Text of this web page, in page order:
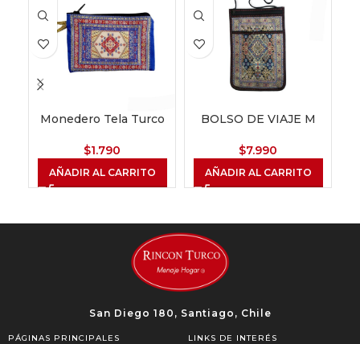
Monedero Tela Turco
$1.790
AÑADIR AL CARRITO
BOLSO DE VIAJE M
$7.990
AÑADIR AL CARRITO
San Diego 180, Santiago, Chile
PÁGINAS PRINCIPALES LINKS DE INTERÉS